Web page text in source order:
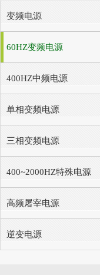
变频电源
60HZ变频电源
400HZ中频电源
单相变频电源
三相变频电源
400~2000HZ特殊电源
高频屠宰电源
逆变电源